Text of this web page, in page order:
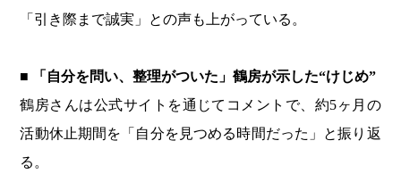
「引き際まで誠実」との声も上がっている。
■ 「自分を問い、整理がついた」鶴房が示した“けじめ”
鶴房さんは公式サイトを通じてコメントで、約5ヶ月の
活動休止期間を「自分を見つめる時間だった」と振り返
る。